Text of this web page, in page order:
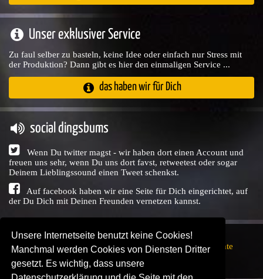
Unsere Internetseite benutzt keine Cookies!
Manchmal werden Cookies von Diensten Dritter
gesetzt. Es wichtig, dass unsere
Unser exklusiver Service
Zu faul selber zu basteln, keine Idee oder einfach nur Stress mit
der Produktion? Dann gibt es hier den einmaligen Service ...
das haben wir für Dich
social dingsbums
Wenn Du twitter magst - wir haben dort einen Account und
freuen uns sehr, wenn Du uns dort favst, retweetest oder sogar
Deinem Lieblingssound einen Tweet schenkst.
Auf facebook haben wir eine Seite für Dich eingerichtet, auf
der Du Dich mit Deinen Freunden vernetzen kannst.
Copyright © Audio Union GbR, 1999 - 2026,Nutzungsrechte
SENDEPLATZ↗